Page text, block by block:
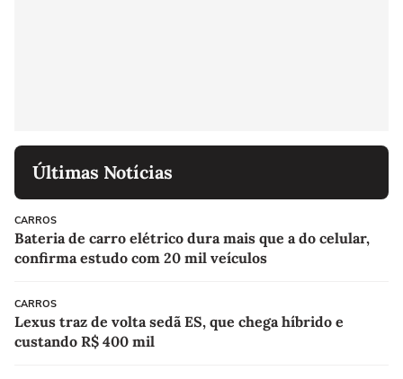
Últimas Notícias
CARROS
Bateria de carro elétrico dura mais que a do celular,
confirma estudo com 20 mil veículos
CARROS
Lexus traz de volta sedã ES, que chega híbrido e
custando R$ 400 mil